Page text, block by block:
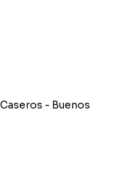
- Buenos